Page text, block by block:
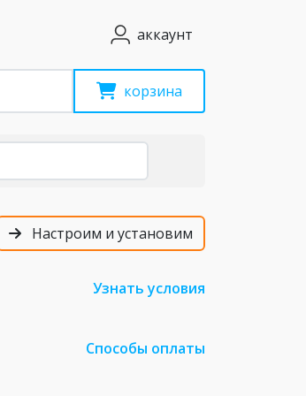
аккаунт
корзина
Настроим и установим
Узнать условия
Способы оплаты